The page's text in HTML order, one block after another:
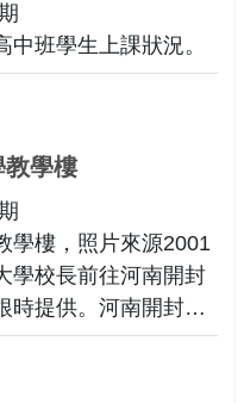
中班學生上課狀況。
學樓
學樓，照片來源2001
學校長前往河南開封
時提供。河南開封市
時期的靜宜女中。